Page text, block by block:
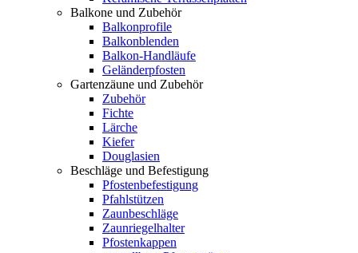
Balkone und Zubehör
Balkonprofile
Balkonblenden
Balkon-Handläufe
Geländerpfosten
Gartenzäune und Zubehör
Zubehör
Fichte
Lärche
Kiefer
Douglasien
Beschläge und Befestigung
Pfostenbefestigung
Pfahlstützen
Zaunbeschläge
Zaunriegelhalter
Pfostenkappen